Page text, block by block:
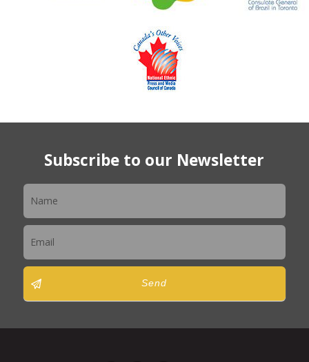
Subscribe to our Newsletter
Send